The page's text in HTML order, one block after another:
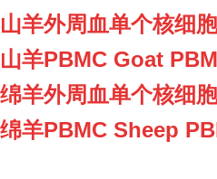
山羊外周血单个核细
山羊PBMC Goat
绵羊外周血单个核细
绵羊PBMC Sheep